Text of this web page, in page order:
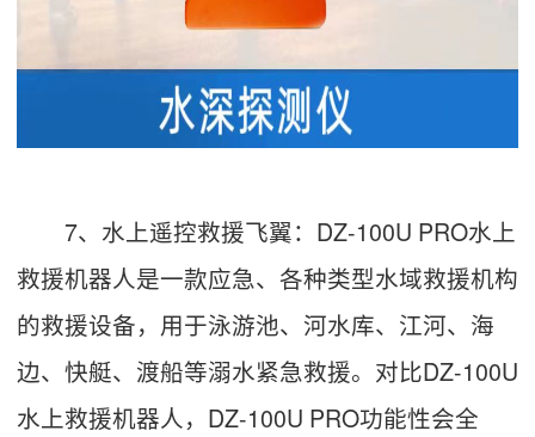
7、水上遥控救援飞翼：DZ-100U PRO水上
救援机器人是一款应急、各种类型水域救援机构
的救援设备，用于泳游池、河水库、江河、海
边、快艇、渡船等溺水紧急救援。对比DZ-100U
水上救援机器人，DZ-100U PRO功能性会全